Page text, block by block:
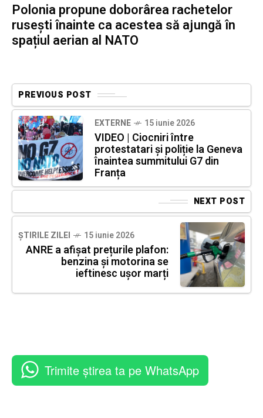
Polonia propune doborârea rachetelor
rusești înainte ca acestea să ajungă în
spațiul aerian al NATO
PREVIOUS POST
EXTERNE 15 iunie 2026
VIDEO | Ciocniri între
protestatari și poliție la Geneva
înaintea summitului G7 din
Franța
NEXT POST
ȘTIRILE ZILEI 15 iunie 2026
ANRE a afișat prețurile plafon:
benzina și motorina se
ieftinesc ușor marți
Trimite știrea ta pe WhatsApp